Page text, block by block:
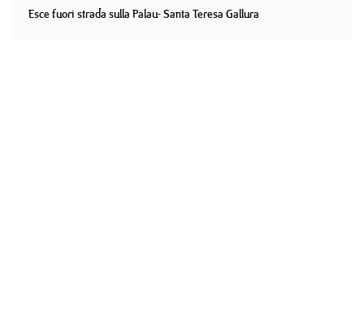
Esce fuori strada sulla Palau- Santa Teresa Gallura